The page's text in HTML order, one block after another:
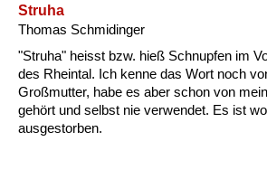
Struha
Thomas Schmidinger
"Struha" heisst bzw. hieß Schnupfen im
des Rheintal. Ich kenne das Wort noch
Großmutter, habe es aber schon von
gehört und selbst nie verwendet. Es ist
ausgestorben.